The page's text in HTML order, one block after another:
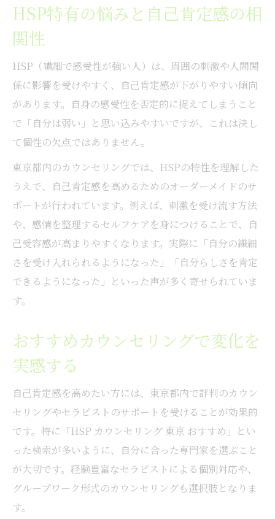
HSP特有の悩みと自己肯定感の相
関性
HSP（繊細で感受性が強い人）は、周囲の刺激や人間関
係に影響を受けやすく、自己肯定感が下がりやすい傾向
があります。自身の感受性を否定的に捉えてしまうこと
で「自分は弱い」と思い込みやすいですが、これは決し
て個性の欠点ではありません。
東京都内のカウンセリングでは、HSPの特性を理解した
うえで、自己肯定感を高めるためのオーダーメイドのサ
ポートが行われています。例えば、刺激を受け流す方法
や、感情を整理するセルフケアを身につけることで、自
己受容感が高まりやすくなります。実際に「自分の繊細
さを受け入れられるようになった」「自分らしさを肯定
できるようになった」といった声が多く寄せられていま
す。
おすすめカウンセリングで変化を
実感する
自己肯定感を高めたい方には、東京都内で評判のカウン
セリングやセラピストのサポートを受けることが効果的
です。特に「HSP カウンセリング 東京 おすすめ」とい
った検索が多いように、自分に合った専門家を選ぶこと
が大切です。経験豊富なセラピストによる個別対応や、
グループワーク形式のカウンセリングも選択肢となりま
す。